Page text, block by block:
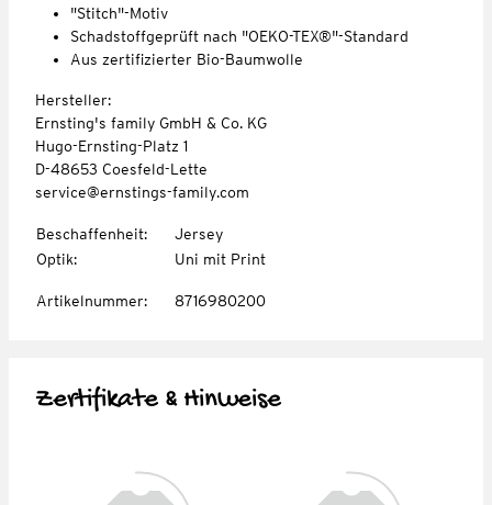
"Stitch"-Motiv
Schadstoffgeprüft nach "OEKO-TEX®"-Standard
Aus zertifizierter Bio-Baumwolle
Hersteller:
Ernsting's family GmbH & Co. KG
Hugo-Ernsting-Platz 1
D-48653 Coesfeld-Lette
service@ernstings-family.com
Beschaffenheit:
Jersey
Optik: Uni mit Print
Artikelnummer: 8716980200
Zertifikate & Hinweise